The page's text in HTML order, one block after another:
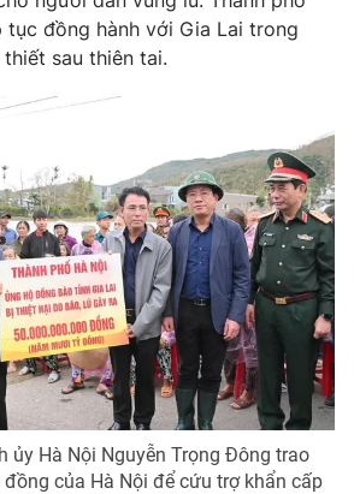
7300.7108
mọi hình thức nếu không có sự chấp
rõ nguồn VTV.vn khi phát hành lại
tục đồng hành với Gia Lai trong
sau thiên tai.
ủy Hà Nội Nguyễn Trọng Đông trao
của Hà Nội để cứu trợ khẩn cấp